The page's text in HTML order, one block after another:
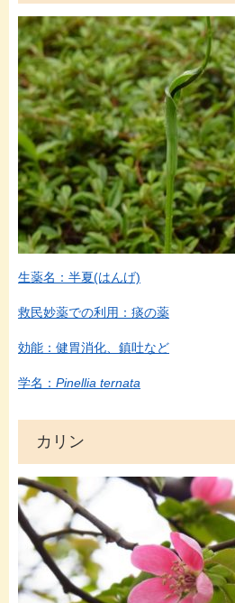
生薬名：半夏(はんげ)
救民妙薬での利用：痰の薬
効能：健胃消化、鎮吐など
学名： Pinellia ternata
カリン